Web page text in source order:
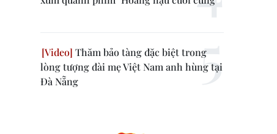
Thăm bảo tàng đặc biệt trong
lòng tượng đài mẹ Việt Nam anh hùng tại
Đà Nẵng